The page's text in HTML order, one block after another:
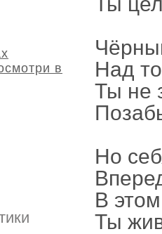
Над
Ты не
Но
В
Ты
в